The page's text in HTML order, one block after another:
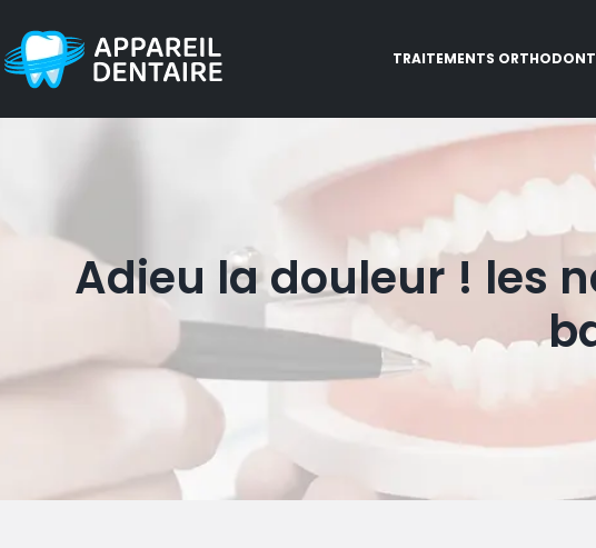
TRAITEMENTS
Adieu la douleur ! les